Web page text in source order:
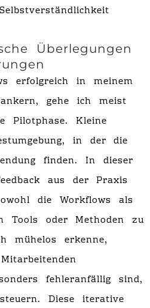
Überlegungen
erfolgreich in meinem
gehe ich meist
Pilotphase. Kleine
in der die
finden. In dieser
aus der Praxis
die Workflows als
Tools oder Methoden zu
mühelos erkenne,
fehleranfällig sind,
Diese iterative